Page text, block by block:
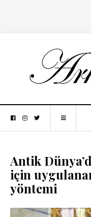
Antik
için
yöntemi